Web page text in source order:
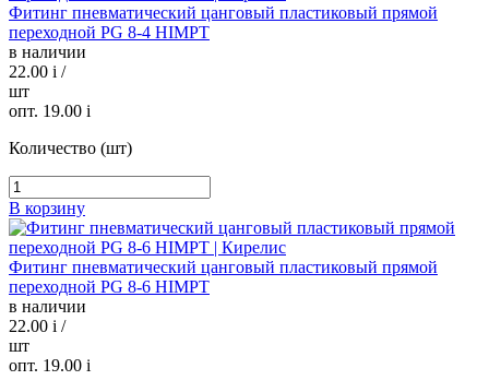
Фитинг пневматический цанговый пластиковый прямой
переходной PG 8-4 HIMPT
в наличии
22.00 i /
шт
опт. 19.00 i
Количество (шт)
В корзину
Фитинг пневматический цанговый пластиковый прямой
переходной PG 8-6 HIMPT
в наличии
22.00 i /
шт
опт. 19.00 i